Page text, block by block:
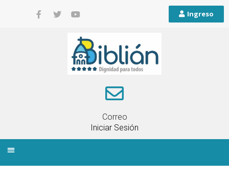
Ingreso
Correo
Iniciar Sesión